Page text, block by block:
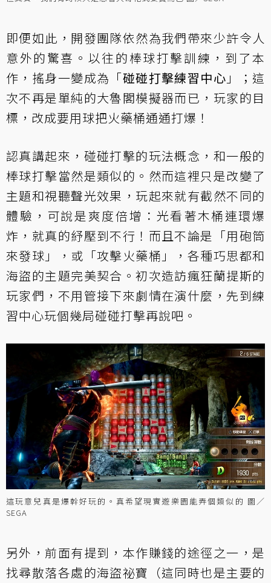
即便如此，開發團隊依然為我們帶來少許令人
意外的驚喜。以往的棒球打擊訓練，到了本
作，搖身一變成為「碰碰打擊練習中心 」；這
次不再是單純的大魯閣模擬器而已，玩家的目
標，改成要用球把火藥桶通通打爆！
認真講起來，碰碰打擊的玩法概念，和一般的
棒球打擊當然是類似的。然而這裡只是改變了
主題和視聽聲光效果，玩起來就有截然不同的
體驗，可說是爽度倍增：光看著木桶連環爆
炸，就真的紓壓到不行！而且不論是「用砲筒
來發球」，或「攻擊火藥桶」，各種巧思都和
海盜的主題完美契合。初次造訪瘋狂蘭提斯的
玩家們，不用管接下來劇情在演什麼，先到練
習中心玩個幾局碰碰打擊再說吧。
這玩意兒真是爆幹好玩的。真希望現實遊樂園能弄個類似的 圖／
SEGA
另外，前面有提到，本作賺錢的途徑之一，是
找尋散落各處的海盜祕寶（這同時也是主要的